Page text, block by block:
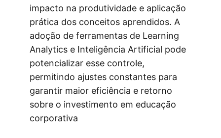
impacto na produtividade e aplicação
prática dos conceitos aprendidos. A
adoção de ferramentas de Learning
Analytics e Inteligência Artificial pode
potencializar esse controle,
permitindo ajustes constantes para
garantir maior eficiência e retorno
sobre o investimento em educação
corporativa